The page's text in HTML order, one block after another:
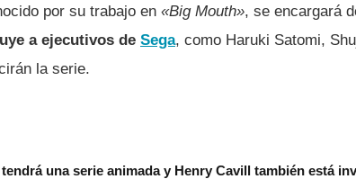
por su trabajo en «Big Mouth», se encargará
a ejecutivos de Sega, como Haruki Satomi,
la serie.
tendrá una serie animada y Henry Cavill también está